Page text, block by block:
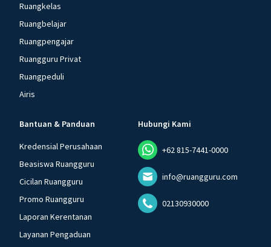
Ruangkelas
Ruangbelajar
Ruangpengajar
Ruangguru Privat
Ruangpeduli
Airis
Bantuan & Panduan
Kredensial Perusahaan
Beasiswa Ruangguru
Cicilan Ruangguru
Promo Ruangguru
Laporan Kerentanan
Layanan Pengaduan
Hubungi Kami
+62 815-7441-0000
info@ruangguru.com
02130930000